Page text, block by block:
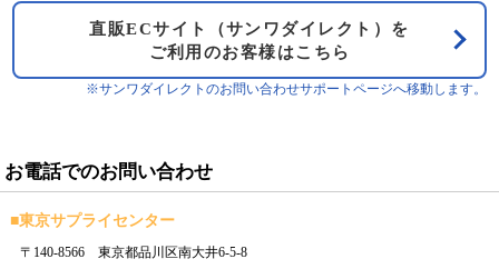
直販ECサイト（サンワダイレクト）を
ご利用のお客様はこちら
※サンワダイレクトのお問い合わせサポートページへ移動します。
お電話でのお問い合わせ
■東京サプライセンター
〒140-8566 東京都品川区南大井6-5-8